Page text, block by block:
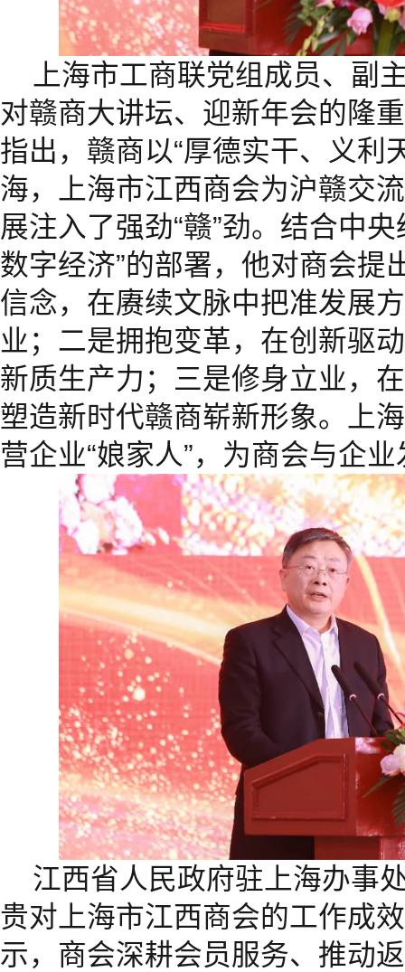
上海市工商联党组成员、副
对赣商大讲坛、迎新年会的隆
指出，赣商以“厚德实干、义利
海，上海市江西商会为沪赣交
展注入了强劲“赣”劲。结合中
数字经济”的部署，他对商会提
信念，在赓续文脉中把准发展
业；二是拥抱变革，在创新驱
新质生产力；三是修身立业，
塑造新时代赣商崭新形象。上
营企业“娘家人”，为商会与企
江西省人民政府驻上海办事
贵对上海市江西商会的工作成
示，商会深耕会员服务、推动